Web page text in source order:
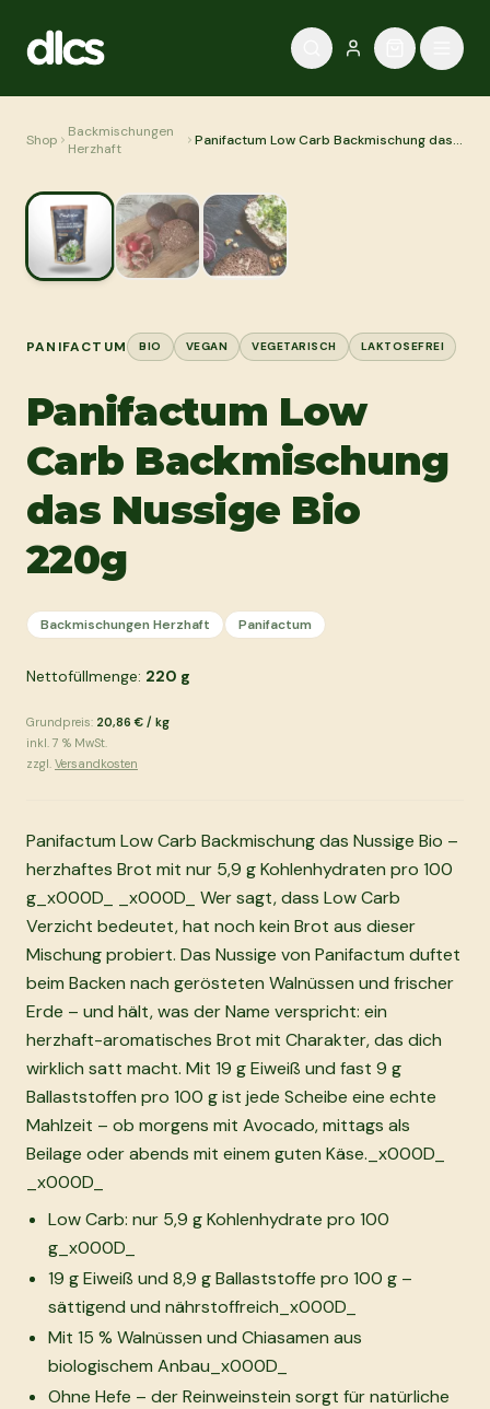
Shop
Backmischungen
Herzhaft
Panifactum Low Carb Backmischung das
PANIFACTUM BIO VEGAN VEGETARISCH LAKTOSEFREI
Panifactum Low
Carb Backmischung
das Nussige Bio
220g
Backmischungen Herzhaft Panifactum
Nettofüllmenge: 220 g
Grundpreis: 20,86 € / kg
inkl. 7 % MwSt.
zzgl. Versandkosten
Panifactum Low Carb Backmischung das Nussige Bio –
herzhaftes Brot mit nur 5,9 g Kohlenhydraten pro 100
g_x000D_ _x000D_ Wer sagt, dass Low Carb
Verzicht bedeutet, hat noch kein Brot aus dieser
Mischung probiert. Das Nussige von Panifactum duftet
beim Backen nach gerösteten Walnüssen und frischer
Erde – und hält, was der Name verspricht: ein
herzhaft-aromatisches Brot mit Charakter, das dich
wirklich satt macht. Mit 19 g Eiweiß und fast 9 g
Ballaststoffen pro 100 g ist jede Scheibe eine echte
Mahlzeit – ob morgens mit Avocado, mittags als
Beilage oder abends mit einem guten Käse._x000D_
_x000D_
Low Carb: nur 5,9 g Kohlenhydrate pro 100
g_x000D_
19 g Eiweiß und 8,9 g Ballaststoffe pro 100 g –
sättigend und nährstoffreich_x000D_
Mit 15 % Walnüssen und Chiasamen aus
biologischem Anbau_x000D_
Ohne Hefe – der Reinweinstein sorgt für natürliche